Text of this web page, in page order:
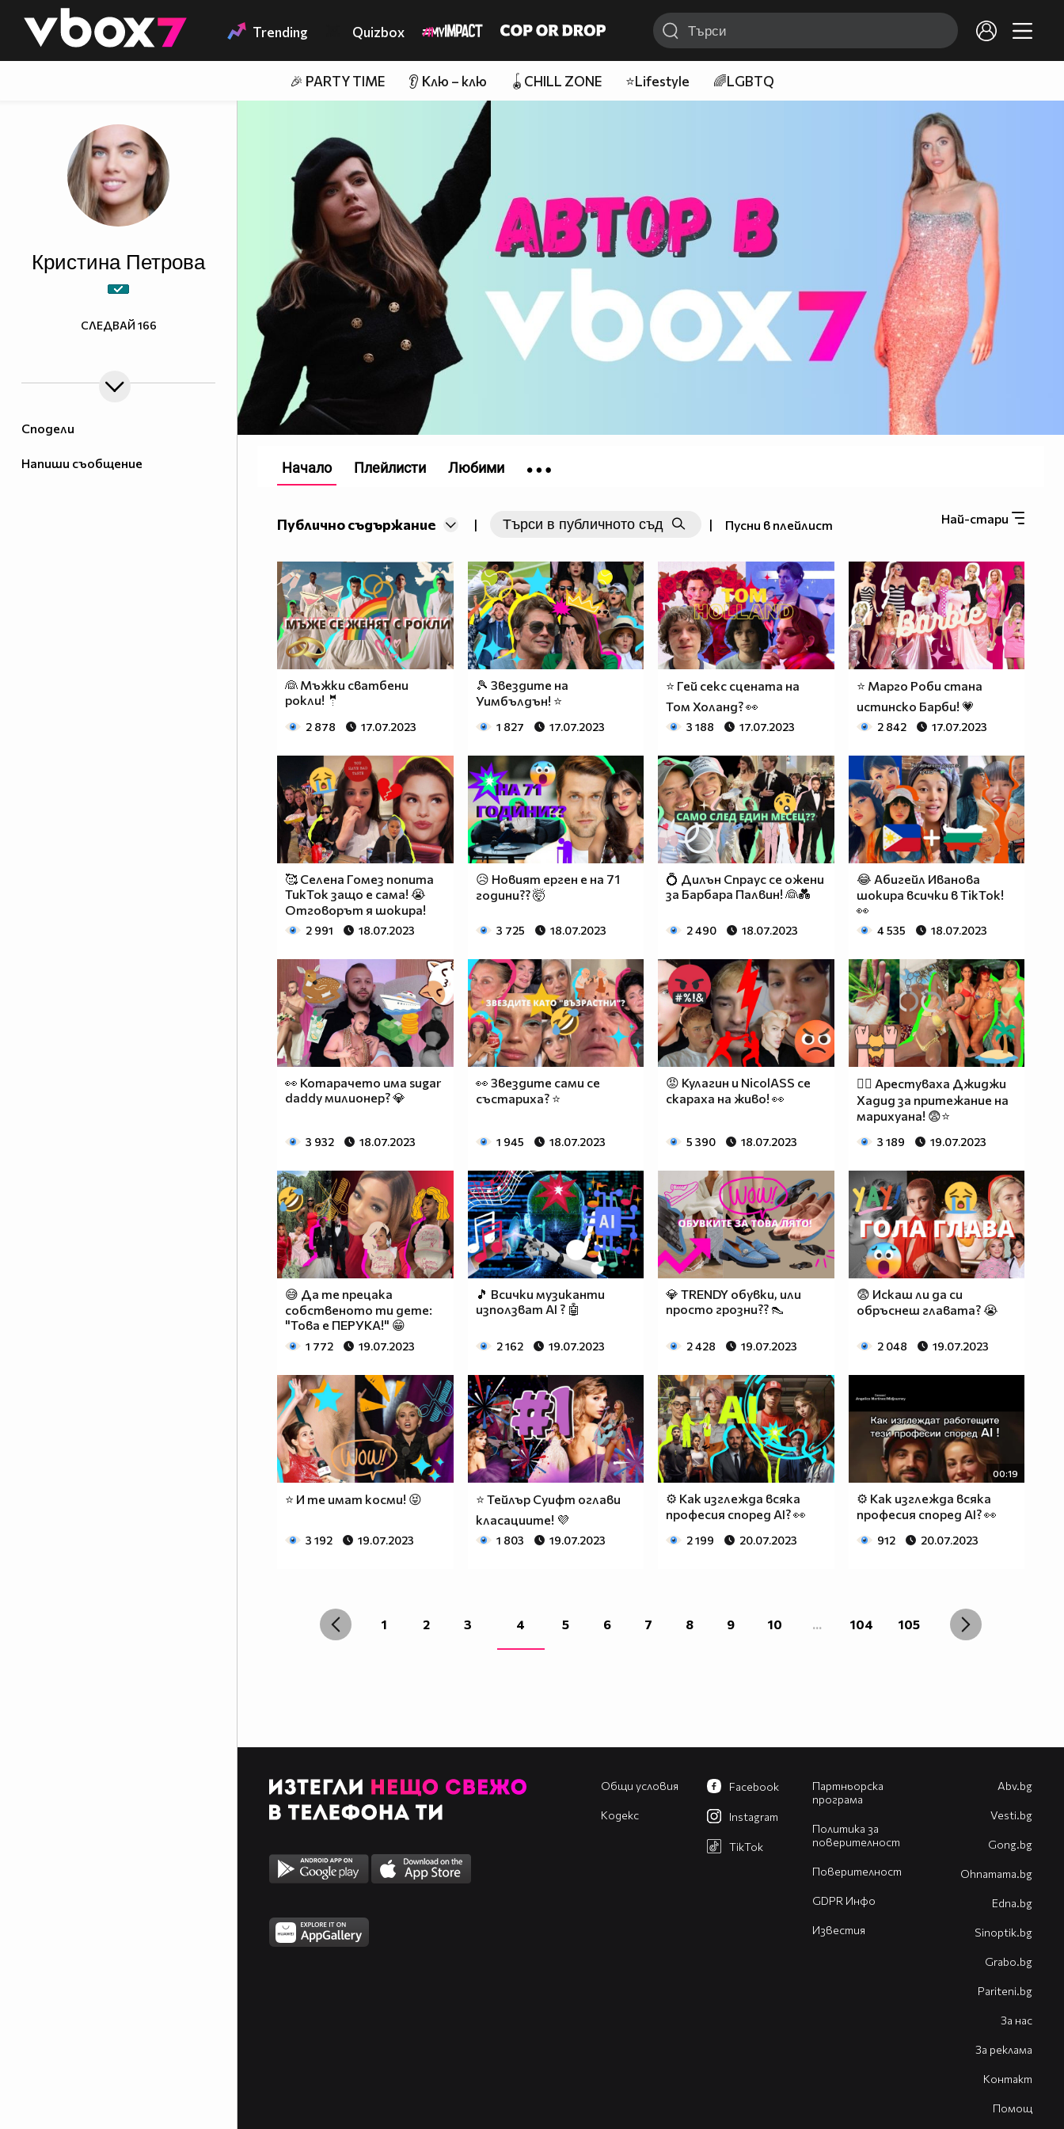
👾 Trending Quizbox
🎉 PARTY TIME 👂 Клю – клю 🪀CHILL ZONE ⭐Lifestyle 🌈LGBTQ
Сподели
Напиши съобщение
Кристина Петрова
СЛЕДВАЙ 166
Най-стари
Публично съдържание | | Пусни в плейлист
👰 Мъжки сватбени
рокли! 🤵
2 878 17.07.2023
🎾 Звездите на
Уимбълдън! ⭐
1 827 17.07.2023
⭐ Гей секс сцената на
Том Холанд? 👀
3 188 17.07.2023
⭐ Марго Роби стана
истинско Барби! 💗
2 842 17.07.2023
🥰 Селена Гомез попита
ТикТок защо е сама! 😭
Отговорът я шокира!
2 991 18.07.2023
😥 Новият ерген е на 71
години?? 🤯
3 725 18.07.2023
💍 Дилън Спраус се ожени
за Барбара Палвин! 👰💑
2 490 18.07.2023
😂 Абигейл Иванова
шокира всички в TikTok!
👀
4 535 18.07.2023
👀 Котарачето има sugar
daddy милионер? 💎
3 932 18.07.2023
👀 Звездите сами се
състариха? ⭐
1 945 18.07.2023
😡 Кулагин и NicolASS се
скараха на живо! 👀
5 390 18.07.2023
👮‍♂️ Арестуваха Джиджи
Хадид за притежание на
марихуана! 😨⭐
3 189 19.07.2023
😅 Да те прецака
собственото ти дете:
"Това е ПЕРУКА!" 😁
1 772 19.07.2023
🎵 Всички музиканти
използват AI ? 🤖
2 162 19.07.2023
💎 TRENDY обувки, или
просто грозни?? 👠
2 428 19.07.2023
😨 Искаш ли да си
обръснеш главата? 😭
2 048 19.07.2023
⭐ И те имат косми! 😝
3 192 19.07.2023
⭐ Тейлър Суифт оглави
класациите! 💜
1 803 19.07.2023
⚙ Как изглежда всяка
професия според AI? 👀
2 199 20.07.2023
00:19
⚙ Как изглежда всяка
професия според AI? 👀
912 20.07.2023
1 2 3 4 5 6 7 8 9 10 ... 104 105
Начало Плейлисти Любими
Общи условия
Кодекс
Партньорска
програма
Политика за
поверителност
Поверителност
GDPR Инфо
Известия
Facebook
Instagram
TikTok
Abv.bg
Vesti.bg
Gong.bg
Оhnamama.bg
Edna.bg
Sinoptik.bg
Grabo.bg
Pariteni.bg
За нас
За реклама
Контакт
Помощ